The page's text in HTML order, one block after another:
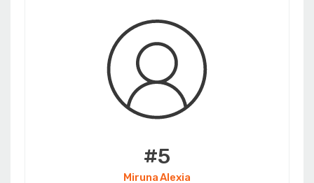
#5
Miruna Alexia